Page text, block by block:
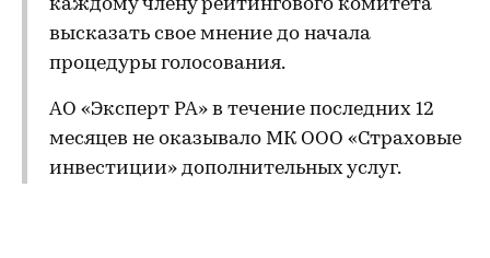
каждому члену рейтингового комитета
высказать свое мнение до начала
процедуры голосования.
АО «Эксперт РА» в течение последних 12
месяцев не оказывало МК ООО «Страховые
инвестиции» дополнительных услуг.